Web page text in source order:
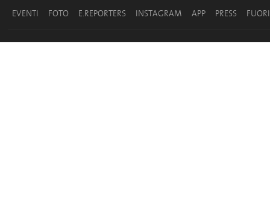
EVENTI FOTO E.REPORTERS INSTAGRAM APP PRESS